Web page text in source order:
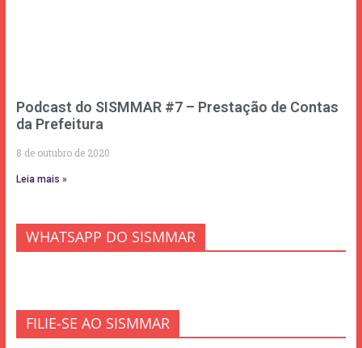
Podcast do SISMMAR #7 – Prestação de Contas
da Prefeitura
8 de outubro de 2020
Leia mais »
WHATSAPP DO SISMMAR
FILIE-SE AO SISMMAR